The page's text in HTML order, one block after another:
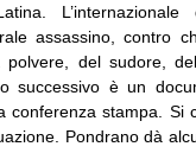
assassino, contro
polvere, del sudore,
successivo è un
conferenza stampa. Si
Pondrano dà